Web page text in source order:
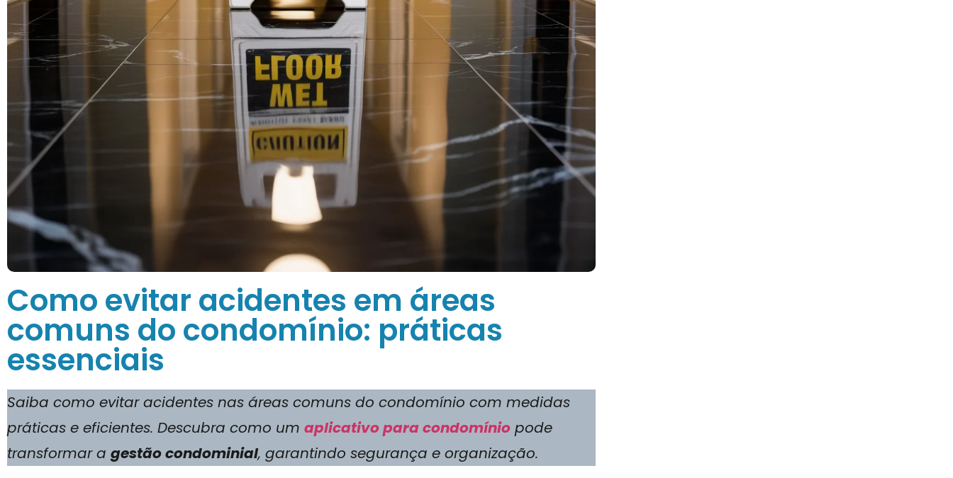
Como evitar acidentes em áreas
comuns do condomínio: práticas
essenciais
Saiba como evitar acidentes nas áreas comuns do condomínio com medidas
práticas e eficientes. Descubra como um aplicativo para condomínio pode
transformar a gestão condominial, garantindo segurança e organização.